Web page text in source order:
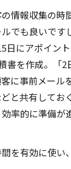
情報収集の時
でも良いです
日にアポイン
書を作成。「2
に事前メール
と共有してお
率的に準備が
を有効に使い